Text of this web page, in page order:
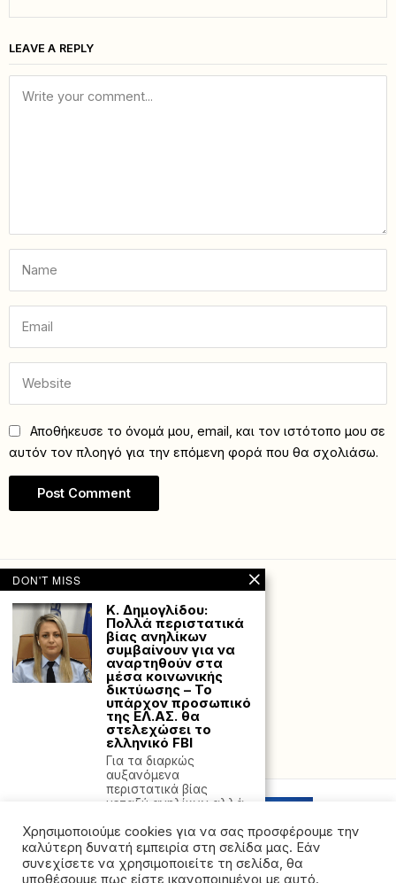
LEAVE A REPLY
Αποθήκευσε το όνομά μου, email, και τον ιστότοπο μου σε
αυτόν τον πλοηγό για την επόμενη φορά που θα σχολιάσω.
by Hostville”)
Χρησιμοποιούμε cookies για να σας προσφέρουμε την
καλύτερη δυνατή εμπειρία στη σελίδα μας. Εάν
συνεχίσετε να χρησιμοποιείτε τη σελίδα, θα
υποθέσουμε πως είστε ικανοποιημένοι με αυτό.
DON'T MISS
K. Δημογλίδου:
Πολλά περιστατικά
βίας ανηλίκων
συμβαίνουν για να
αναρτηθούν στα
μέσα κοινωνικής
δικτύωσης – Το
υπάρχον προσωπικό
της ΕΛ.ΑΣ. θα
στελεχώσει το
ελληνικό FBI
Για τα διαρκώς
αυξανόμενα
περιστατικά βίας
μεταξύ ανηλίκων αλλά
Χιονοπτώσεις και
πάλι στα ορεινά
χωριά της Ηπείρου –